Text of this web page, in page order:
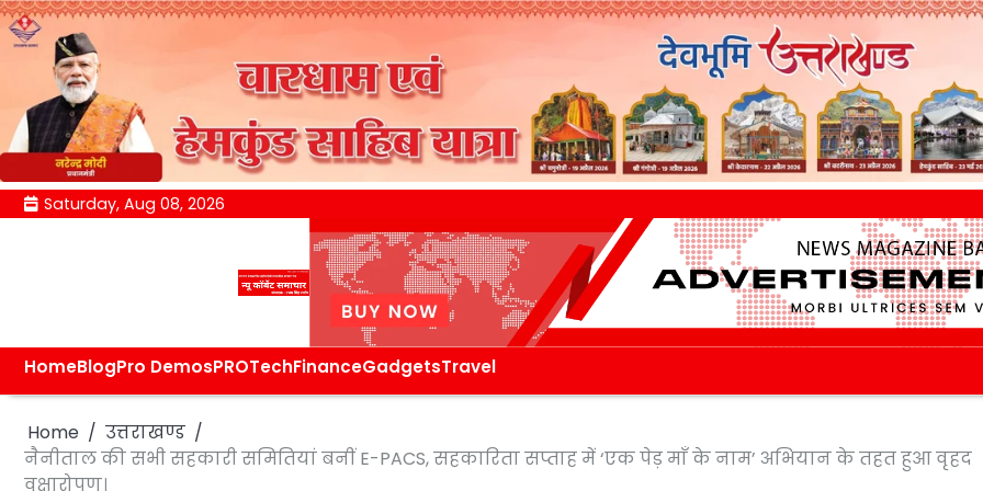
Skip Saturday, Aug 08, 2026
HomeBlogPro DemosPROTechFinanceGadgetsTravel
Home
उत्तराखण्ड
नैनीताल की सभी सहकारी समितियां बनीं E-PACS, सहकारिता सप्ताह में ‘एक पेड़ माँ के नाम’ अभियान के तहत हुआ वृहद
वृक्षारोपण।